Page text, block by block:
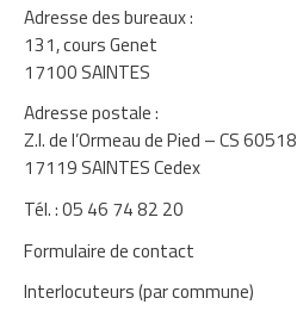
Adresse des bureaux :
131, cours Genet
17100 SAINTES
Adresse postale :
Z.I. de l’Ormeau de Pied – CS 60518
17119 SAINTES Cedex
Tél. : 05 46 74 82 20
Formulaire de contact
Interlocuteurs (par commune)